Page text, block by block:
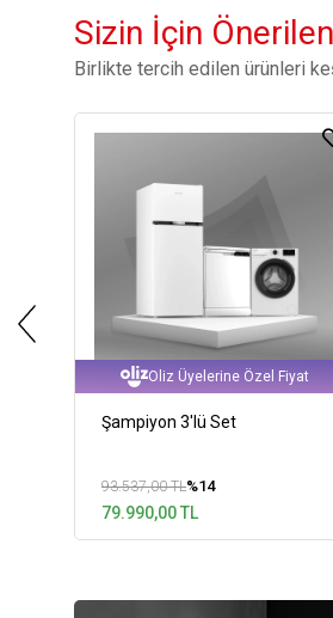
Sizin İçin
Birlikte tercih edilen ürünleri
Oliz Üyelerine Özel Fiyat
Şampiyon 3'lü Set
93.537,00 TL%14
79.990,00 TL